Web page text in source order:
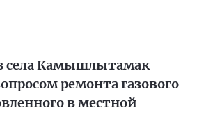
села Камышлытамак
ремонта газового
в местной